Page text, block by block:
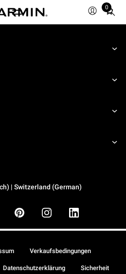
0
Total
items
cart:
| Switzerland (German)
Verkaufsbedingungen
Datenschutzerklärung Sicherheit